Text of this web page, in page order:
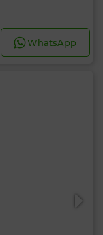
WhatsApp